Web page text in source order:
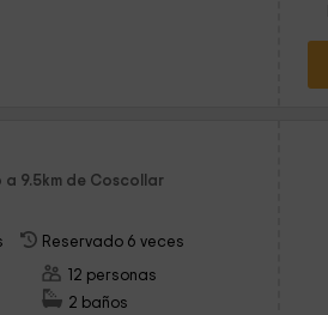
9.5km de Coscollar
Reservado 6 veces
12 personas
2 baños